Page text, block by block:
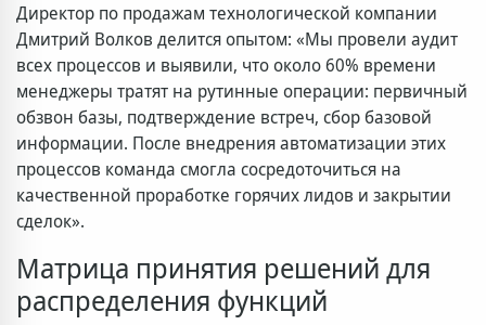
Директор по продажам технологической компании
Дмитрий Волков делится опытом: «Мы провели аудит
всех процессов и выявили, что около 60% времени
менеджеры тратят на рутинные операции: первичный
обзвон базы, подтверждение встреч, сбор базовой
информации. После внедрения автоматизации этих
процессов команда смогла сосредоточиться на
качественной проработке горячих лидов и закрытии
сделок».
Матрица принятия решений для
распределения функций